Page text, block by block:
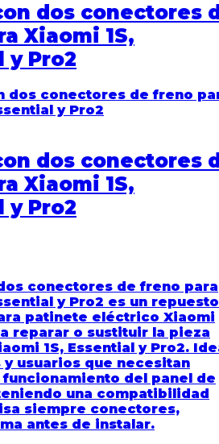
dos conectores
Xiaomi 1S,
y Pro2
dos conectores
Xiaomi 1S,
y Pro2
conectores de freno para
y Pro2 es un repuesto
patinete eléctrico Xiaomi
reparar o sustituir la pieza
1S, Essential y Pro2.
usuarios que necesitan
del panel de
una compatibilidad
siempre conectores,
antes de instalar.